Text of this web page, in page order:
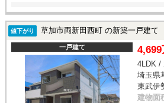
値下がり 草加市両新田西町 の新築一戸建て
一戸建て 4,699
4LDK /
埼玉県
東武伊
建物面